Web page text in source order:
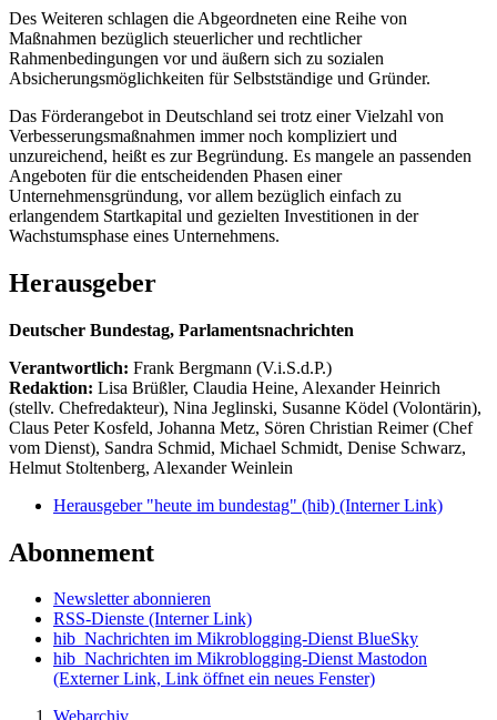
Des Weiteren schlagen die Abgeordneten eine Reihe von
Maßnahmen bezüglich steuerlicher und rechtlicher
Rahmenbedingungen vor und äußern sich zu sozialen
Absicherungsmöglichkeiten für Selbstständige und Gründer.
Das Förderangebot in Deutschland sei trotz einer Vielzahl von
Verbesserungsmaßnahmen immer noch kompliziert und
unzureichend, heißt es zur Begründung. Es mangele an passenden
Angeboten für die entscheidenden Phasen einer
Unternehmensgründung, vor allem bezüglich einfach zu
erlangendem Startkapital und gezielten Investitionen in der
Wachstumsphase eines Unternehmens.
Herausgeber
Deutscher Bundestag, Parlamentsnachrichten
Verantwortlich: Frank Bergmann (V.i.S.d.P.)
Redaktion: Lisa Brüßler, Claudia Heine, Alexander Heinrich
(stellv. Chefredakteur), Nina Jeglinski, Susanne Ködel (Volontärin),
Claus Peter Kosfeld, Johanna Metz, Sören Christian Reimer (Chef
vom Dienst), Sandra Schmid, Michael Schmidt, Denise Schwarz,
Helmut Stoltenberg, Alexander Weinlein
Herausgeber "heute im bundestag" (hib) (Interner Link)
Abonnement
Newsletter abonnieren
RSS-Dienste (Interner Link)
hib_Nachrichten im Mikroblogging-Dienst BlueSky
hib_Nachrichten im Mikroblogging-Dienst Mastodon
(Externer Link, Link öffnet ein neues Fenster)